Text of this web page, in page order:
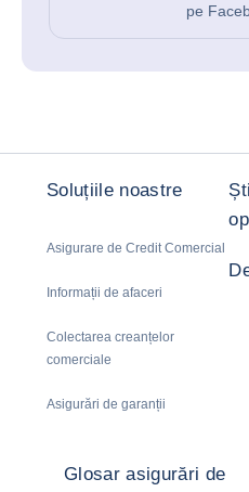
pe
Soluțiile noastre
Asigurare de Credit Comercial
Informații de afaceri
Colectarea creanțelor
comerciale
Asigurări de garanții
Glosar asigurări de